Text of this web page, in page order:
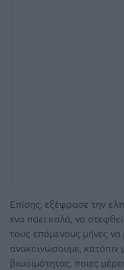
Επίσης, εξέφρασε την
«να πάει καλά, να
τους επόμενους μήνες
ανακοινώσουμε, κατόπιν
βιωσιμότητας, ποιες